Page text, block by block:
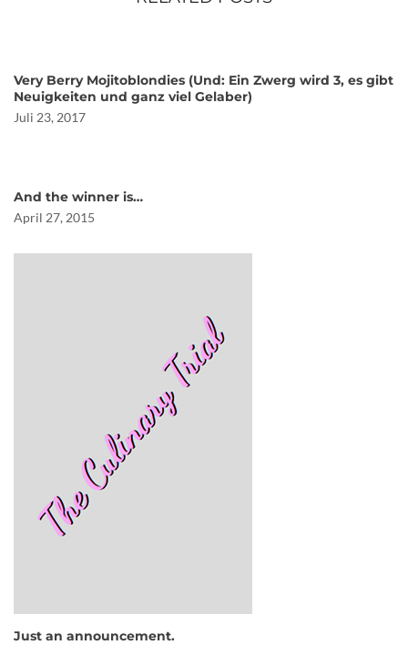
Very Berry Mojitoblondies (Und: Ein Zwerg wird 3, es gibt
Neuigkeiten und ganz viel Gelaber)
Juli 23, 2017
And the winner is…
April 27, 2015
Just an announcement.